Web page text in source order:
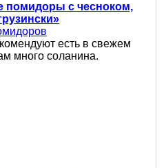
помидоры с чесноком,
есть в свежем
много соланина.